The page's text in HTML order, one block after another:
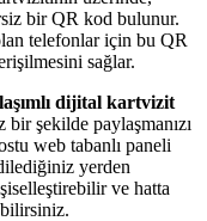
bir QR kod bulunur.
telefonlar için bu QR
sağlar.
dijital kartvizit
şekilde paylaşmanızı
web tabanlı paneli
yerden
ve hatta